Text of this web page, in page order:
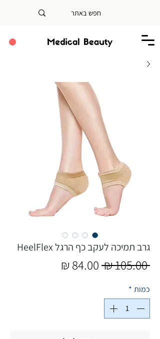
גרב תמיכה לעקב כף הרגל HeelFlex
‏105.00 ‏₪
מחיר
כמות *